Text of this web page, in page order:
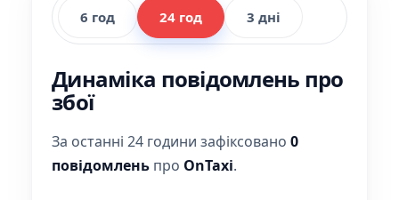
6 год 24 год 3 дні
Динаміка повідомлень про
збої
За останні 24 години зафіксовано 0
повідомлень про OnTaxi.